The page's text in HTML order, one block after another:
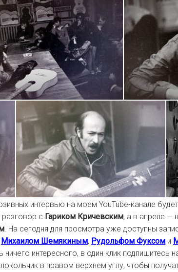
интервью на моем YouTube-канале
с Гариком Кричевским, а в апреле —
. На сегодня для просмотра уже доступны
Михаилом Шемякиным, Рудольфом Фуксом и
ничего интересного, в один клик подпишитесь
в правом верхнем углу, чтобы